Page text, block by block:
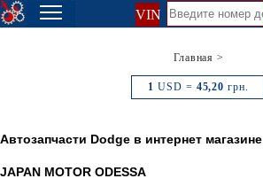
VIN
Главная >
1 USD = 45,20 грн.
Автозапчасти Dodge в интернет
JAPAN MOTOR ODESSA